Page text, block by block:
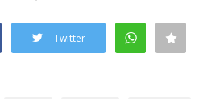
Twitter